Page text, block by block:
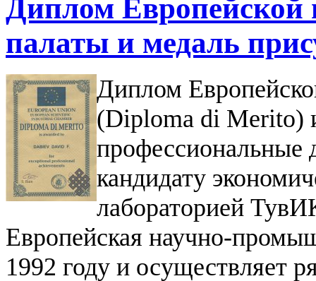
Диплом
палаты и медаль
Диплом
(Diploma di Merito)
кандидату
лабораторией
Европейская научно-
1992 году и осуществляет